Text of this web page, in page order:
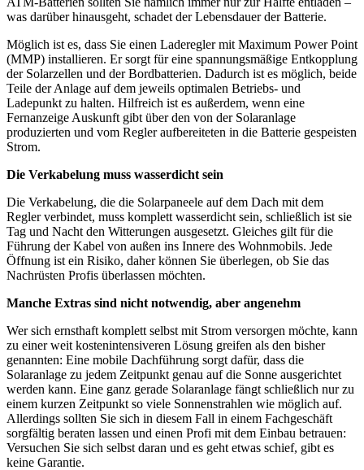
was darüber hinausgeht, schadet der Lebensdauer der Batterie.
Möglich ist es, dass Sie einen Laderegler mit Maximum Power Point
(MMP) installieren. Er sorgt für eine spannungsmäßige Entkopplung
der Solarzellen und der Bordbatterien. Dadurch ist es möglich, beide
Teile der Anlage auf dem jeweils optimalen Betriebs- und
Ladepunkt zu halten. Hilfreich ist es außerdem, wenn eine
Fernanzeige Auskunft gibt über den von der Solaranlage
produzierten und vom Regler aufbereiteten in die Batterie gespeisten
Strom.
Die Verkabelung muss wasserdicht sein
Die Verkabelung, die die Solarpaneele auf dem Dach mit dem
Regler verbindet, muss komplett wasserdicht sein, schließlich ist sie
Tag und Nacht den Witterungen ausgesetzt. Gleiches gilt für die
Führung der Kabel von außen ins Innere des Wohnmobils. Jede
Öffnung ist ein Risiko, daher können Sie überlegen, ob Sie das
Nachrüsten Profis überlassen möchten.
Manche Extras sind nicht notwendig, aber angenehm
Wer sich ernsthaft komplett selbst mit Strom versorgen möchte, kann
zu einer weit kostenintensiveren Lösung greifen als den bisher
genannten: Eine mobile Dachführung sorgt dafür, dass die
Solaranlage zu jedem Zeitpunkt genau auf die Sonne ausgerichtet
werden kann. Eine ganz gerade Solaranlage fängt schließlich nur zu
einem kurzen Zeitpunkt so viele Sonnenstrahlen wie möglich auf.
Allerdings sollten Sie sich in diesem Fall in einem Fachgeschäft
sorgfältig beraten lassen und einen Profi mit dem Einbau betrauen:
Versuchen Sie sich selbst daran und es geht etwas schief, gibt es
keine Garantie.